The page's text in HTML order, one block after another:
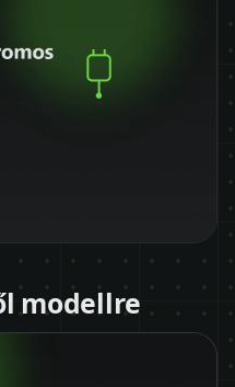
modellre